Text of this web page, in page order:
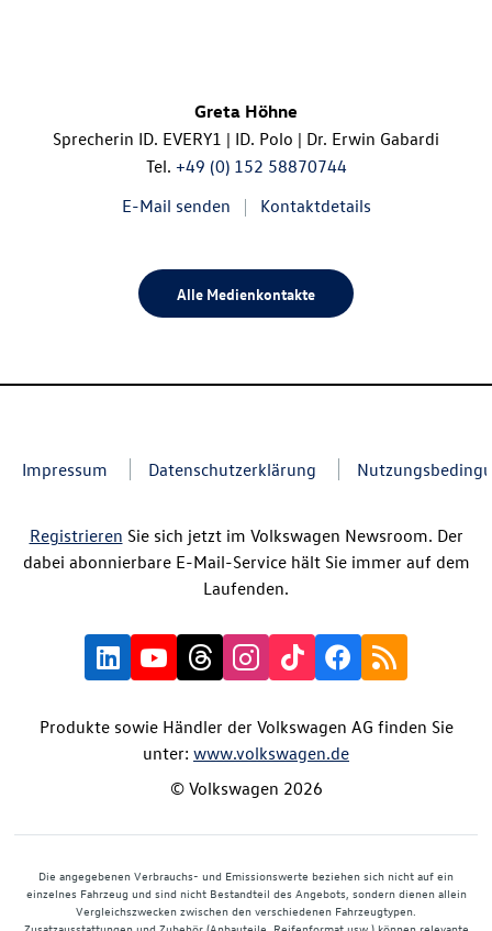
Greta Höhne
Sprecherin ID. EVERY1 | ID. Polo | Dr. Erwin Gabardi
Tel. +49 (0) 152 58870744
E-Mail senden
Kontaktdetails
Alle Medienkontakte
Impressum Datenschutzerklärung
Registrieren Sie sich jetzt im Volkswagen Newsroom. Der
dabei abonnierbare E-Mail-Service hält Sie immer auf dem
Laufenden.
Produkte sowie Händler der Volkswagen AG finden Sie
unter: www.volkswagen.de
© Volkswagen 2026
Die angegebenen Verbrauchs- und Emissionswerte beziehen sich nicht auf ein
einzelnes Fahrzeug und sind nicht Bestandteil des Angebots, sondern dienen allein
Vergleichszwecken zwischen den verschiedenen Fahrzeugtypen.